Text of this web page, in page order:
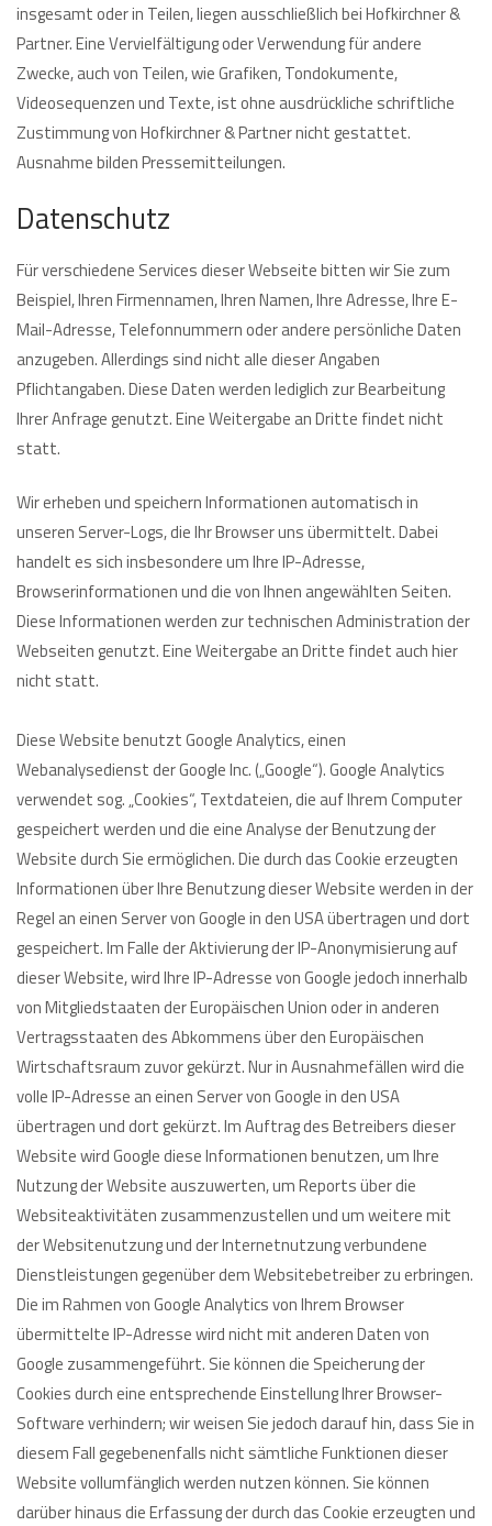
insgesamt oder in Teilen, liegen ausschließlich bei Hofkirchner &
Partner. Eine Vervielfältigung oder Verwendung für andere
Zwecke, auch von Teilen, wie Grafiken, Tondokumente,
Videosequenzen und Texte, ist ohne ausdrückliche schriftliche
Zustimmung von Hofkirchner & Partner nicht gestattet.
Ausnahme bilden Pressemitteilungen.
Datenschutz
Für verschiedene Services dieser Webseite bitten wir Sie zum
Beispiel, Ihren Firmennamen, Ihren Namen, Ihre Adresse, Ihre E-
Mail-Adresse, Telefonnummern oder andere persönliche Daten
anzugeben. Allerdings sind nicht alle dieser Angaben
Pflichtangaben. Diese Daten werden lediglich zur Bearbeitung
Ihrer Anfrage genutzt. Eine Weitergabe an Dritte findet nicht
statt.
Wir erheben und speichern Informationen automatisch in
unseren Server-Logs, die Ihr Browser uns übermittelt. Dabei
handelt es sich insbesondere um Ihre IP-Adresse,
Browserinformationen und die von Ihnen angewählten Seiten.
Diese Informationen werden zur technischen Administration der
Webseiten genutzt. Eine Weitergabe an Dritte findet auch hier
nicht statt.
Diese Website benutzt Google Analytics, einen
Webanalysedienst der Google Inc. („Google“). Google Analytics
verwendet sog. „Cookies“, Textdateien, die auf Ihrem Computer
gespeichert werden und die eine Analyse der Benutzung der
Website durch Sie ermöglichen. Die durch das Cookie erzeugten
Informationen über Ihre Benutzung dieser Website werden in der
Regel an einen Server von Google in den USA übertragen und dort
gespeichert. Im Falle der Aktivierung der IP-Anonymisierung auf
dieser Website, wird Ihre IP-Adresse von Google jedoch innerhalb
von Mitgliedstaaten der Europäischen Union oder in anderen
Vertragsstaaten des Abkommens über den Europäischen
Wirtschaftsraum zuvor gekürzt. Nur in Ausnahmefällen wird die
volle IP-Adresse an einen Server von Google in den USA
übertragen und dort gekürzt. Im Auftrag des Betreibers dieser
Website wird Google diese Informationen benutzen, um Ihre
Nutzung der Website auszuwerten, um Reports über die
Websiteaktivitäten zusammenzustellen und um weitere mit
der Websitenutzung und der Internetnutzung verbundene
Dienstleistungen gegenüber dem Websitebetreiber zu erbringen.
Die im Rahmen von Google Analytics von Ihrem Browser
übermittelte IP-Adresse wird nicht mit anderen Daten von
Google zusammengeführt. Sie können die Speicherung der
Cookies durch eine entsprechende Einstellung Ihrer Browser-
Software verhindern; wir weisen Sie jedoch darauf hin, dass Sie in
diesem Fall gegebenenfalls nicht sämtliche Funktionen dieser
Website vollumfänglich werden nutzen können. Sie können
darüber hinaus die Erfassung der durch das Cookie erzeugten und